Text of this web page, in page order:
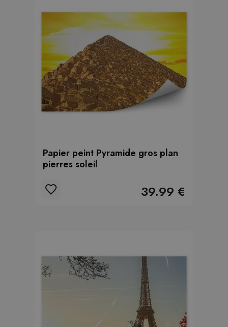
Papier peint Pyramide gros plan
pierres soleil
39.99 €